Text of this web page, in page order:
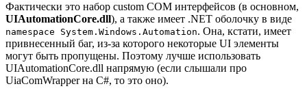
Фактически это набор custom COM интерфейсов (в основном,
UIAutomationCore.dll), а также имеет .NET оболочку в виде
namespace System.Windows.Automation. Она, кстати, имеет
привнесенный баг, из-за которого некоторые UI элементы
могут быть пропущены. Поэтому лучше использовать
UIAutomationCore.dll напрямую (если слышали про
UiaComWrapper на C#, то это оно).